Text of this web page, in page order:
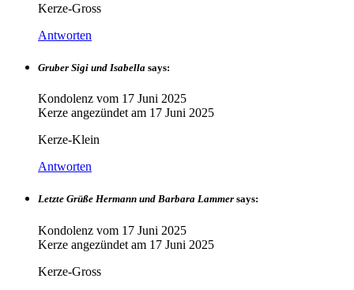
Kerze-Gross
Antworten
Gruber Sigi und Isabella says:
Kondolenz vom 17 Juni 2025
Kerze angezündet am 17 Juni 2025
Kerze-Klein
Antworten
Letzte Grüße Hermann und Barbara Lammer says:
Kondolenz vom 17 Juni 2025
Kerze angezündet am 17 Juni 2025
Kerze-Gross